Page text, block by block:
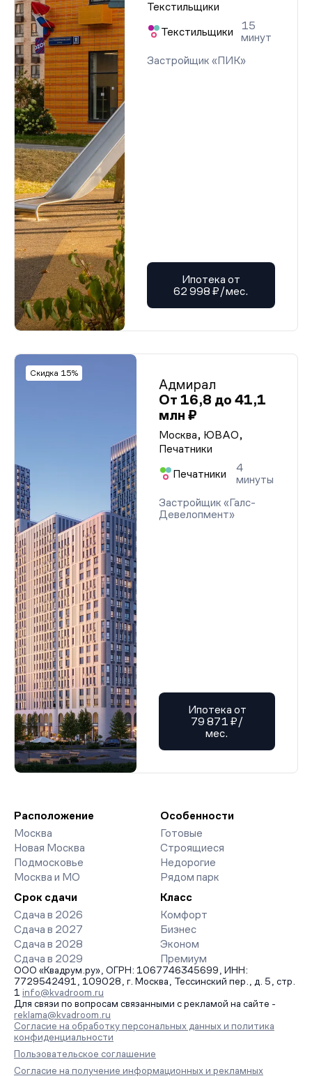
Текстильщики
Текстильщики
15
минут
Застройщик «ПИК»
Ипотека от
62 998 ₽/мес.
Скидка 15%
Адмирал
От 16,8 до 41,1
млн ₽
Москва, ЮВАО,
Печатники
Печатники
4
минуты
Застройщик «Галс-
Девелопмент»
Ипотека от
79 871 ₽/
мес.
Расположение
Москва
Новая Москва
Подмосковье
Москва и МО
Особенности
Готовые
Строящиеся
Недорогие
Рядом парк
Срок сдачи
Сдача в 2026
Сдача в 2027
Сдача в 2028
Сдача в 2029
Класс
Комфорт
Бизнес
Эконом
Премиум
ООО «Квадрум.ру», ОГРН: 1067746345699, ИНН:
7729542491, 109028, г. Москва, Тессинский пер., д. 5, стр.
1 info@kvadroom.ru
Для связи по вопросам связанными с рекламой на сайте -
reklama@kvadroom.ru
Согласие на обработку персональных данных и политика
конфиденциальности
Пользовательское соглашение
Согласие на получение информационных и рекламных